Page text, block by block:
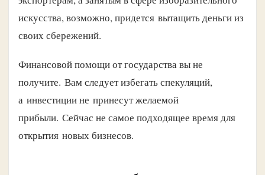
искусства, возможно, придется вытащить деньги из
своих сбережений.
Финансовой помощи от государства вы не
получите. Вам следует избегать спекуляций,
а инвестиции не принесут желаемой
прибыли. Сейчас не самое подходящее время для
открытия новых бизнесов.